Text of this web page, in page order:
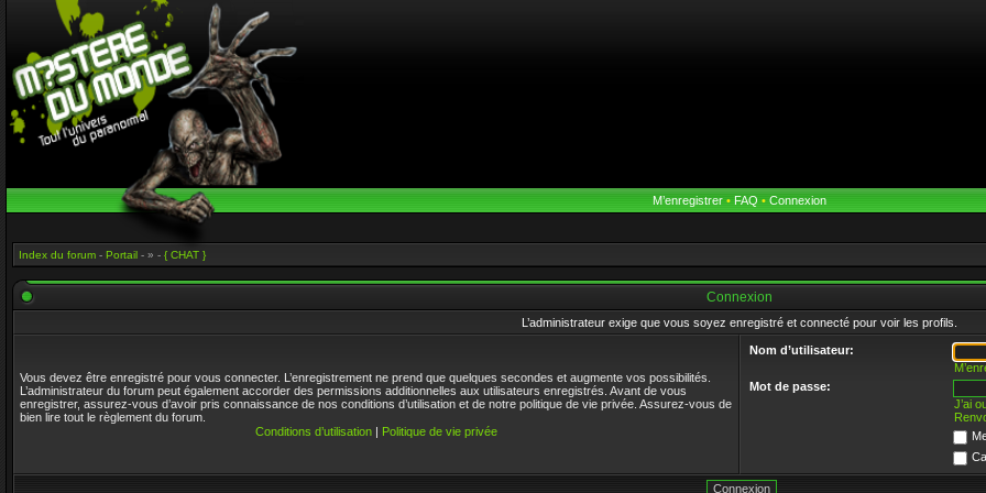
M’enregistrer • FAQ • Connexion
Index du forum - Portail - » - { CHAT }
Connexion
L’administrateur exige que vous soyez enregistré et connecté pour voir les profils.
Vous devez être enregistré pour vous connecter. L’enregistrement ne prend que quelques secondes et augmente vos possibilités.
L’administrateur du forum peut également accorder des permissions additionnelles aux utilisateurs enregistrés. Avant de vous
enregistrer, assurez-vous d’avoir pris connaissance de nos conditions d’utilisation et de notre politique de vie privée. Assurez-vous de
bien lire tout le règlement du forum.
Conditions d’utilisation | Politique de vie privée
Nom d’utilisateur:
Mot de passe:
J’ai